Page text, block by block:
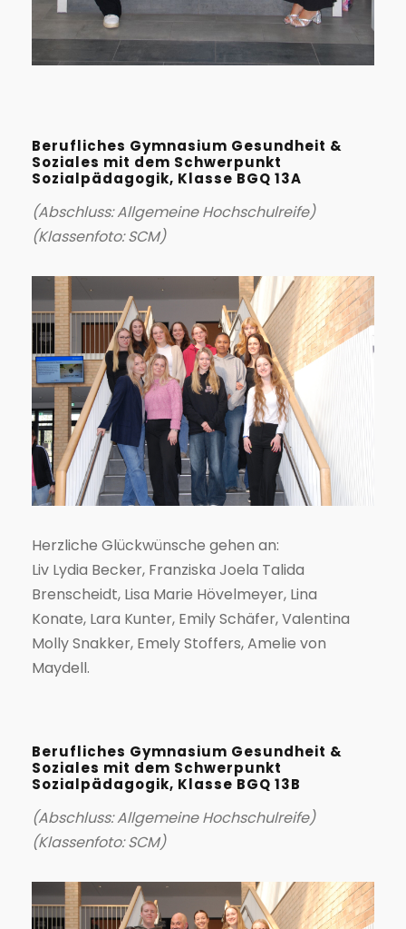
Berufliches Gymnasium Gesundheit &
Soziales mit dem Schwerpunkt
Sozialpädagogik, Klasse BGQ 13A
(Abschluss: Allgemeine Hochschulreife)
(Klassenfoto: SCM)
Herzliche Glückwünsche gehen an:
Liv Lydia Becker, Franziska Joela Talida
Brenscheidt, Lisa Marie Hövelmeyer, Lina
Konate, Lara Kunter, Emily Schäfer, Valentina
Molly Snakker, Emely Stoffers, Amelie von
Maydell.
Berufliches Gymnasium Gesundheit &
Soziales mit dem Schwerpunkt
Sozialpädagogik, Klasse BGQ 13B
(Abschluss: Allgemeine Hochschulreife)
(Klassenfoto: SCM)